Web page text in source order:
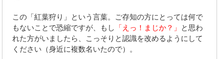
この「紅葉狩り」という言葉。ご存知の方にとっては何で
もないことで恐縮ですが、もし
「えっ！まじか？」 と思わ
れた方がいましたら、こっそりと認識を改めるようにして
ください（身近に複数名いたので）。